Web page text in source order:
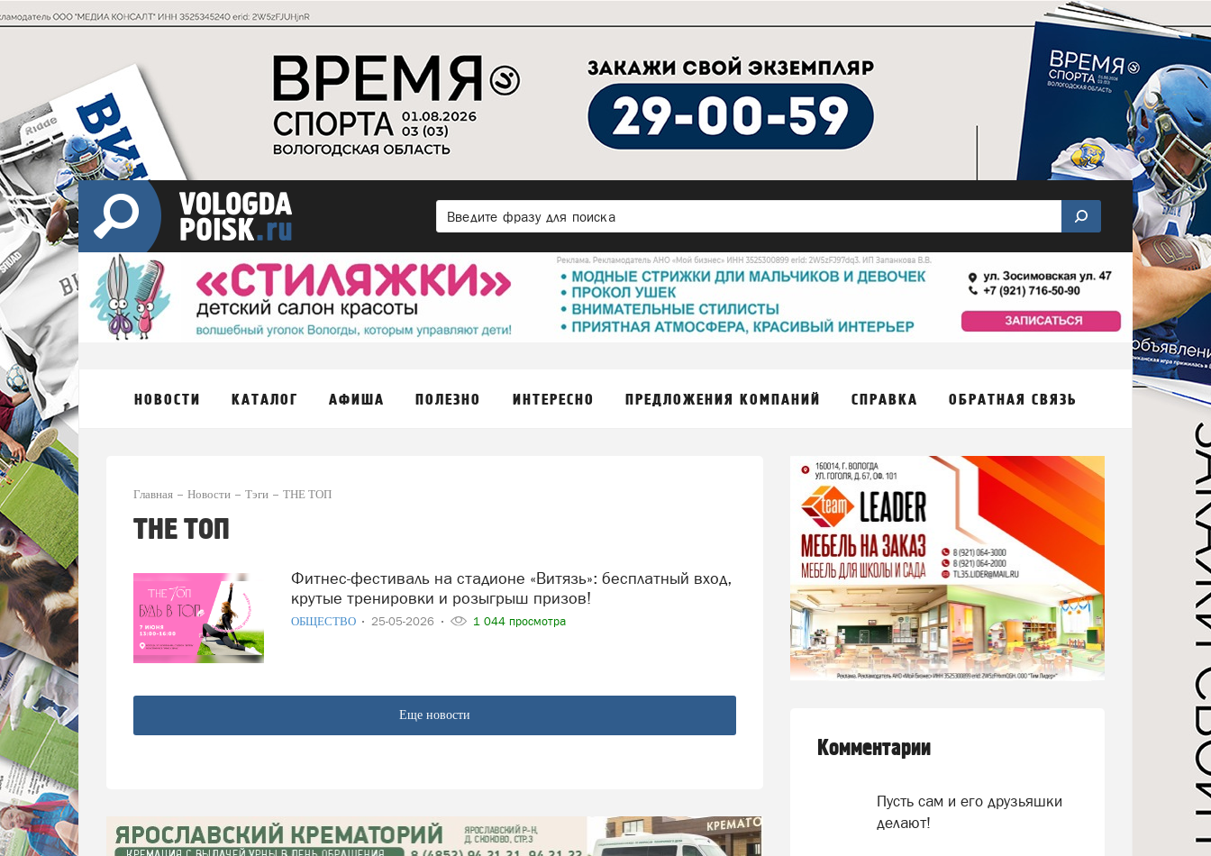
НОВОСТИ КАТАЛОГ АФИША ПОЛЕЗНО ИНТЕРЕСНО ПРЕДЛОЖЕНИЯ КОМПАНИЙ СПРАВКА ОБРАТНАЯ СВЯЗЬ
Главная Новости Тэги ТНЕ ТОП
ТНЕ ТОП
Фитнес-фестиваль на стадионе «Витязь»: бесплатный вход,
крутые тренировки и розыгрыш призов!
ОБЩЕСТВО 25-05-2026 1 044 просмотра
Еще новости
Комментарии
Пусть сам и его друзьяшки
делают!